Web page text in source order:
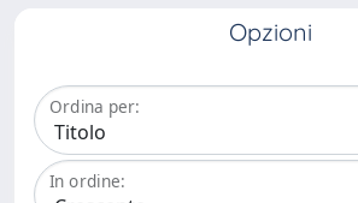
Opzioni
Ordina per:
In ordine: